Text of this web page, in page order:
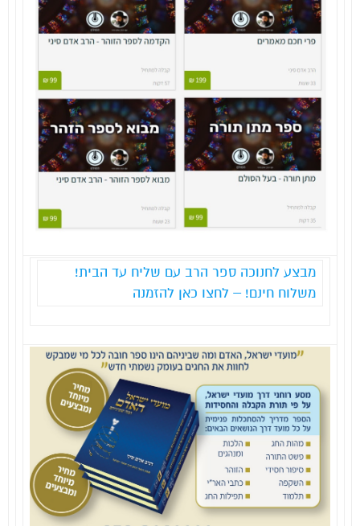
מבצע לחנוכה ספר הרב עם שליח עד הבית!
משלוח חינם! – לחצו כאן להזמנה